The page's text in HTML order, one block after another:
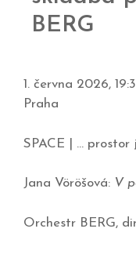
BERG
1. června 2026,
Praha
SPACE | … prostor
Jana Vöröšová: V
Orchestr BERG,